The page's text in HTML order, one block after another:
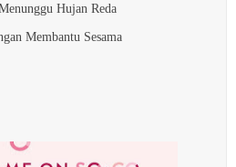
Hujan Reda
Membantu Sesama